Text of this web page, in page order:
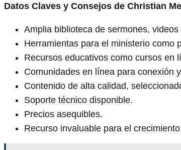
Datos Claves y Consejos de Christian
Amplia biblioteca de sermones, videos
Herramientas para el ministerio como
Recursos educativos como cursos en
Comunidades en línea para conexión
Contenido de alta calidad,
Soporte técnico disponible.
Precios asequibles.
Recurso invaluable para el